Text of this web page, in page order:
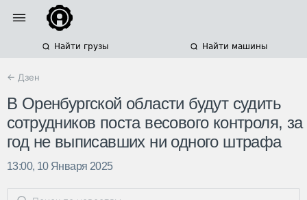
Найти грузы Найти машины
← Дзен
В Оренбургской области будут судить
сотрудников поста весового контроля, за
год не выписавших ни одного штрафа
13:00, 10 Января 2025